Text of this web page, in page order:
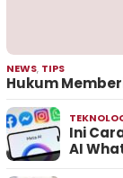
NEWS, TIPS
Hukum
Ini
AI